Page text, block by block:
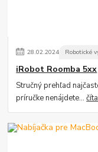
28.02.2024 Robotické
iRobot Roomba 5xx
Stručný prehľad
príručke nenájdete...